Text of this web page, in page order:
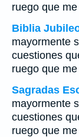
ruego que
Biblia
mayormente
cuestiones
ruego que
Sagradas
mayormente
cuestiones
ruego que